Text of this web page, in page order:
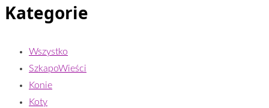
Kategorie
Wszystko
SzkapoWieści
Konie
Koty